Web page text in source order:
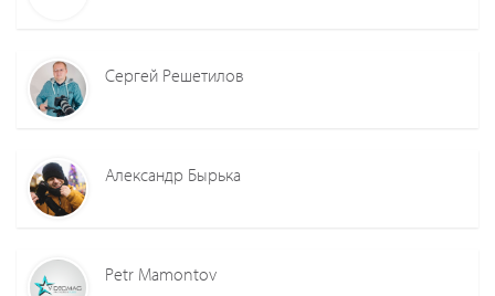
Сергей Решетилов
Александр Бырька
Petr Mamontov